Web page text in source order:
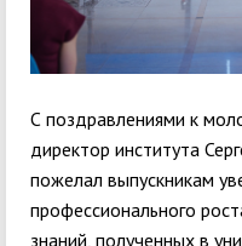
С поздравлениями к
директор института
пожелал выпускникам
профессионального
знаний, полученных в